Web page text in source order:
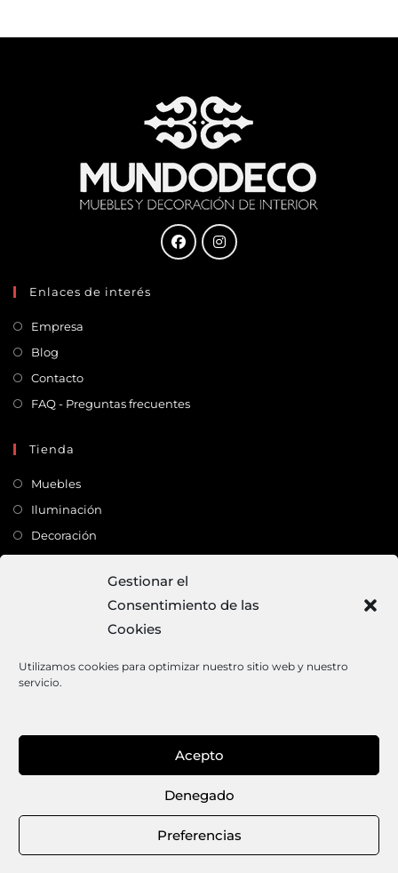
Gestionar el
Consentimiento de las
Cookies
Utilizamos cookies para optimizar nuestro sitio web y nuestro
servicio.
Acepto
Denegado
Preferencias
Enlaces de interés
Empresa
Blog
Contacto
FAQ - Preguntas frecuentes
Tienda
Muebles
Iluminación
Decoración
Tlf: 682 363 503
Email: mundodeco@mundodeco.com
Términos y condiciones de venta
© 2026 · MUNDODECO · Todos los derechos reservados.